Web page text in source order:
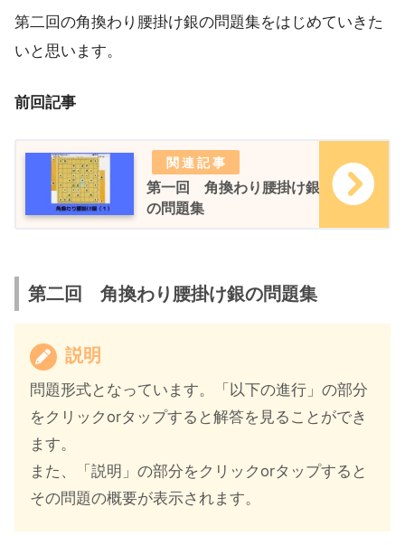
第二回の角換わり腰掛け銀の問題集をはじめていきた
いと思います。
前回記事
第一回 角換わり腰掛け銀
の問題集
第二回 角換わり腰掛け銀の問題集
説明
問題形式となっています。「以下の進行」の部分
をクリックorタップすると解答を見ることができ
ます。
また、「説明」の部分をクリックorタップすると
その問題の概要が表示されます。